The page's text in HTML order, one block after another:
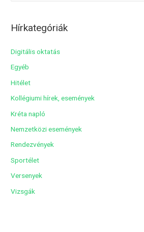
h
m
Hírkategóriák
Digitális oktatás
Egyéb
Hitélet
Kollégiumi hírek, események
Kréta napló
Nemzetközi események
Rendezvények
Sportélet
Versenyek
Vizsgák